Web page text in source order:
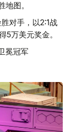
图。
对手，以2:1战
5万美元奖金。
冕冠军